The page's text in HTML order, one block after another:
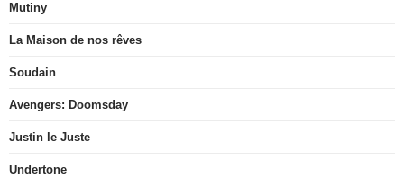
Mutiny
La Maison de nos rêves
Soudain
Avengers: Doomsday
Justin le Juste
Undertone